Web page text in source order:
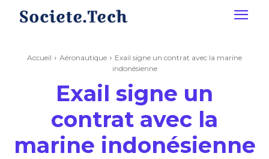
Accueil Aéronautique
Exail signe un contrat avec la marine
indonésienne
Exail signe un
contrat avec la
marine indonésienne